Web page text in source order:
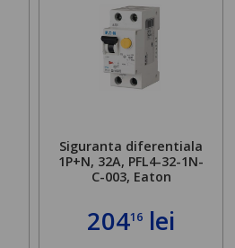
Siguranta diferentiala
1P+N, 32A, PFL4-32-1N-
C-003, Eaton
20416 lei